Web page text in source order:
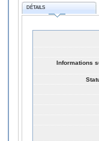
DÉTAILS
Informations